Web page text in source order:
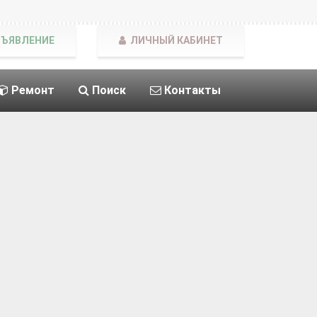
Ремонт Поиск Контакты
ЛИЧНЫЙ КАБИНЕТ